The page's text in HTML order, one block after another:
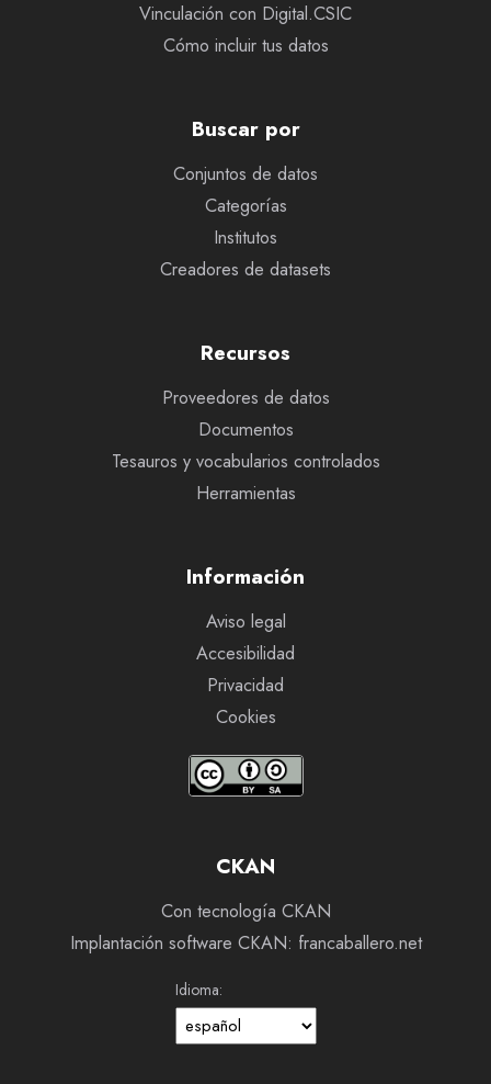
Vinculación con Digital.CSIC
Cómo incluir tus datos
Buscar por
Conjuntos de datos
Categorías
Institutos
Creadores de datasets
Recursos
Proveedores de datos
Documentos
Tesauros y vocabularios controlados
Herramientas
Información
Aviso legal
Accesibilidad
Privacidad
Cookies
CKAN
Con tecnología CKAN
Implantación software CKAN: francaballero.net
Idioma